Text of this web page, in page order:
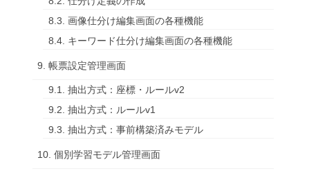
8.3. 画像仕分け編集画面の各種機能
8.4. キーワード仕分け編集画面の各種機能
9. 帳票設定管理画面
9.1. 抽出方式：座標・ルールv2
9.2. 抽出方式：ルールv1
9.3. 抽出方式：事前構築済みモデル
10. 個別学習モデル管理画面